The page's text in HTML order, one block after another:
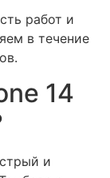
работ и
в течение
14
и